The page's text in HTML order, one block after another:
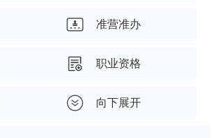
准营准办
职业资格
向下展开